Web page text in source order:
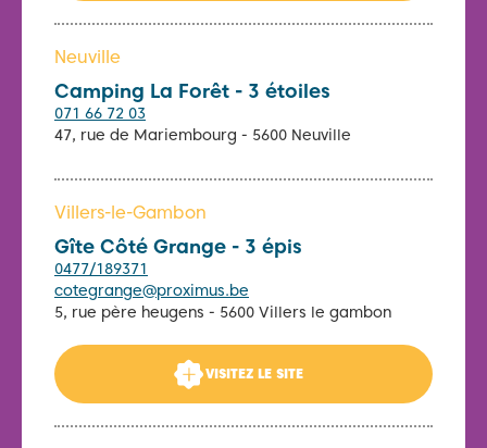
Neuville
Camping La Forêt - 3 étoiles
071 66 72 03
47, rue de Mariembourg - 5600 Neuville
Villers-le-Gambon
Gîte Côté Grange - 3 épis
0477/189371
cotegrange@proximus.be
5, rue père heugens - 5600 Villers le gambon
VISITEZ LE SITE